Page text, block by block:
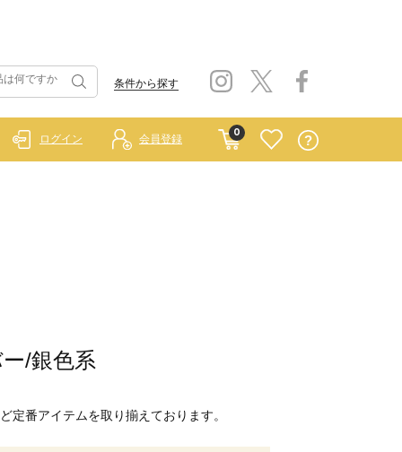
条件から探す
0
ログイン 会員登録
/銀色系
定番アイテムを取り揃えております。